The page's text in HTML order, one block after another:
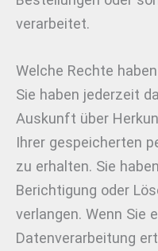
verarbeitet.
Welche Rechte
Sie haben jederzeit
Auskunft über
Ihrer gespeicherten
zu erhalten. Sie
Berichtigung oder
verlangen. Wenn Sie
Datenverarbeitung